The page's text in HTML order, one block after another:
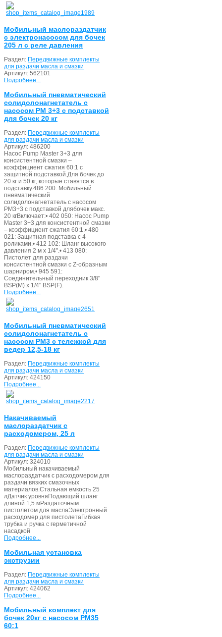
Мобильный маслораздатчик
с электронасосом для бочек
205 л с реле давления
Раздел: Передвижные комплекты
для раздачи масла и смазки
Артикул: 562101
Подробнее...
Мобильный пневматический
солидолонагнетатель с
насосом PM 3+3 с подставкой
для бочек 20 кг
Раздел: Передвижные комплекты
для раздачи масла и смазки
Артикул: 486200
Насос Pump Master 3+3 для
консистентной смазки –
коэффициент сжатия 60:1 с
защитной подставкой.Для бочек до
20 кг и 50 кг, которые ставятся в
подставку.486 200: Мобильный
пневматический
солидолонагнетатель с насосом
PM3+3 с подставкой длябочек макс.
20 кгВключает:• 402 050: Насос Pump
Master 3+3 для консистентной смазки
– коэффициент сжатия 60:1.• 480
021: Защитная подставка с 4
роликами.• 412 102: Шланг высокого
давления 2 м x 1/4".• 413 080:
Пистолет для раздачи
консистентной смазки с Z-образным
шарниром.• 945 591:
Соединительный переходник 3/8"
BSP(M) x 1/4" BSP(F).
Подробнее...
Мобильный пневматический
солидолонагнетатель с
насосом PM3 с тележкой для
ведер 12,5-18 кг
Раздел: Передвижные комплекты
для раздачи масла и смазки
Артикул: 424150
Подробнее...
Накачиваемый
маслораздатчик с
расходомером, 25 л
Раздел: Передвижные комплекты
для раздачи масла и смазки
Артикул: 324010
Мобильный накачиваемый
маслораздатчик с расходомером для
раздачи вязких смазочных
материалов.Стальная емкость 25
лДатчик уровняПодающий шланг
длиной 1,5 мРаздаточным
пистолетом для маслаЭлектронный
расходомер для пистолетаГибкая
трубка и ручка с герметичной
насадкой
Подробнее...
Мобильная установка
экструзии
Раздел: Передвижные комплекты
для раздачи масла и смазки
Артикул: 424062
Подробнее...
Мобильный комплект для
бочек 20кг с насосом PM35
60:1